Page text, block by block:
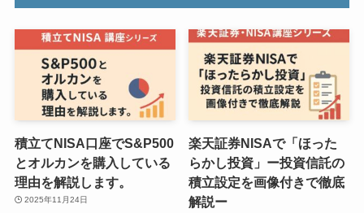
積立てNISA口座でS&P500
とオルカンを購入している
理由を解説します。
2025年11月24日
楽天証券NISAで「ほった
らかし投資」ー投資信託の
積立設定を画像付きで徹底
解説ー